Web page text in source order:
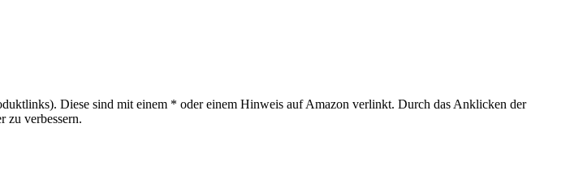
Diese sind mit einem * oder einem Hinweis auf Amazon verlinkt. Durch das Anklicken der
zu verbessern.